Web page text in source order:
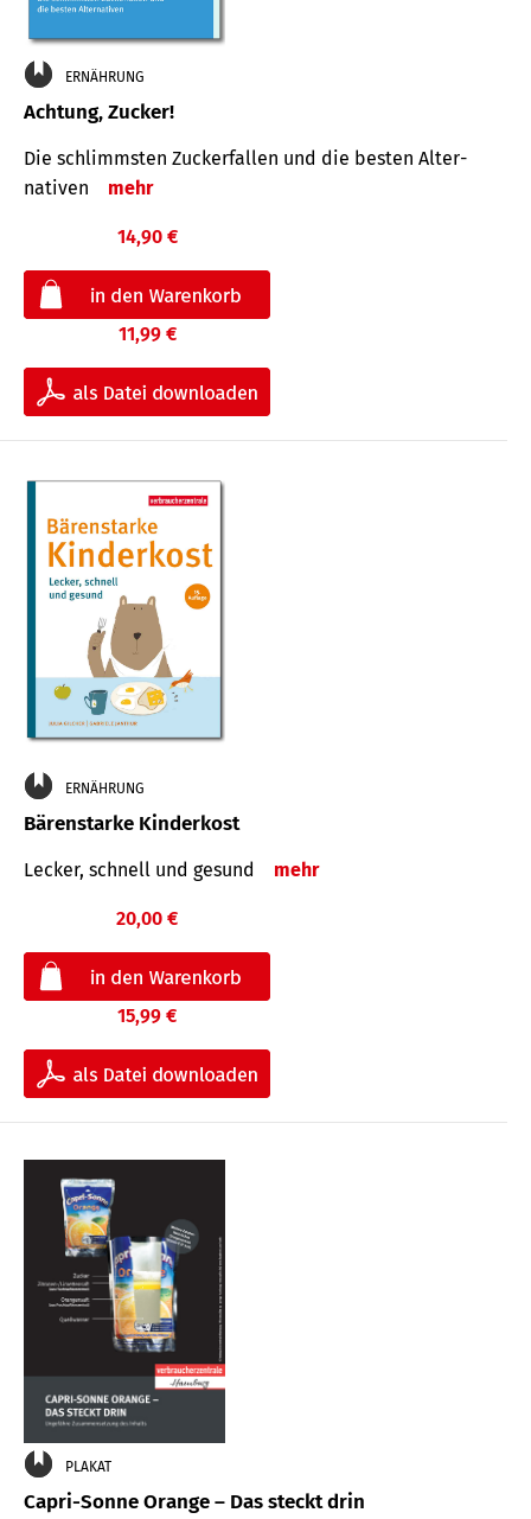
ERNÄHRUNG
Achtung, Zucker!
Die schlimmsten Zucker­fallen und die besten Alter­
nativen
mehr
14,90 €
11,99 €
ERNÄHRUNG
Bärenstarke Kinderkost
Lecker, schnell und gesund mehr
20,00 €
15,99 €
PLAKAT
Capri-Sonne Orange – Das steckt drin